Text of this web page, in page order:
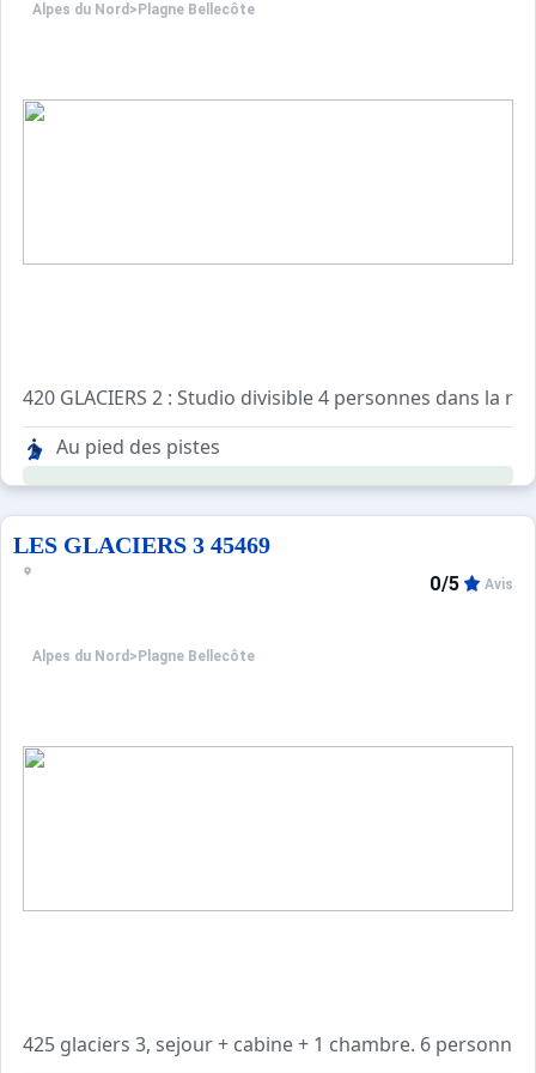
Alpes du Nord > Plagne Bellecôte
420 GLACIERS 2 : Studio divisible 4 personnes dans la
Séjour divisible, cloison bois : 1 lit gigogne 2 personnes
Salle de bains : Lavabo, baignoire, WC
Animaux non admis.
Sur présentation du contrat de location, accès gratuit
Au pied des pistes
LES GLACIERS 3 45469
Alpes du Nord > Plagne Bellecôte
0/5 Avis
425 glaciers 3, sejour + cabine + 1 chambre. 6